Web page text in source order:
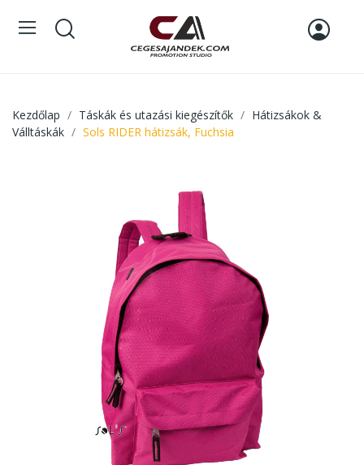
Kezdőlap Táskák és utazási kiegészítők
Hátizsákok &
Válltáskák
Sols RIDER hátizsák, Fuchsia